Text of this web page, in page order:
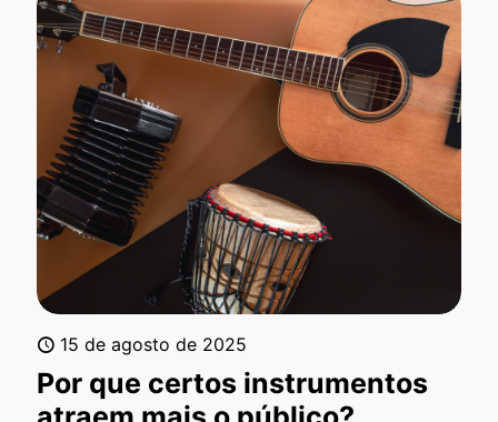
15 de agosto de 2025
Por que certos instrumentos